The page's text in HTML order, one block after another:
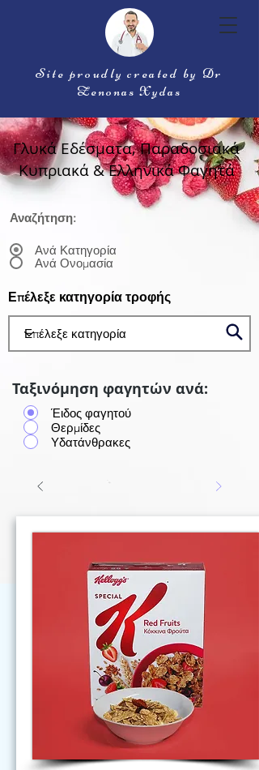
Site proudly created by Dr
Zenonas Xydas
Γλυκά Εδέσματα, Παραδοσιακά
Κυπριακά & Ελληνικά Φαγητά
Αναζήτηση:
Ανά Κατηγορία
Ανά Ονομασία
Επέλεξε κατηγορία τροφής
Ταξινόμηση φαγητών ανά:
Έιδος φαγητού
Θερμίδες
Υδατάνθρακες